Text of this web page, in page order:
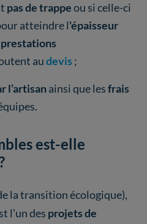
pas de trappeou si celle-ci
atteindre l'épaisseur
prestations
audevis ;
l’artisanainsi que lesfrais
est-elle
la transition écologique),
l’un des projets de